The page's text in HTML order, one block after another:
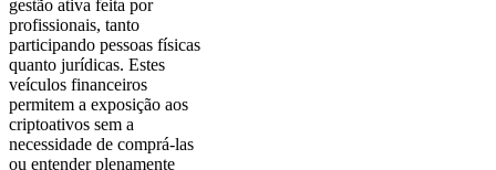
gestão ativa feita por
profissionais, tanto
participando pessoas físicas
quanto jurídicas. Estes
veículos financeiros
permitem a exposição aos
criptoativos sem a
necessidade de comprá-las
ou entender plenamente